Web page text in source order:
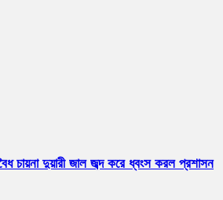
চায়না দুয়ারী জাল জব্দ করে ধ্বংস করল প্রশাসন